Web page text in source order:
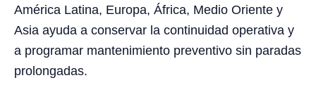
América Latina, Europa, África, Medio Oriente y
Asia ayuda a conservar la continuidad operativa y
a programar mantenimiento preventivo sin paradas
prolongadas.